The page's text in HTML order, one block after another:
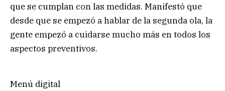
que se cumplan con las medidas. Manifestó que
desde que se empezó a hablar de la segunda ola, la
gente empezó a cuidarse mucho más en todos los
aspectos preventivos.
Menú digital